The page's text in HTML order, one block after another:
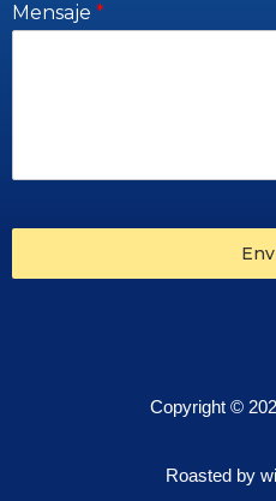
Mensaje *
Copyright ©
Roasted by